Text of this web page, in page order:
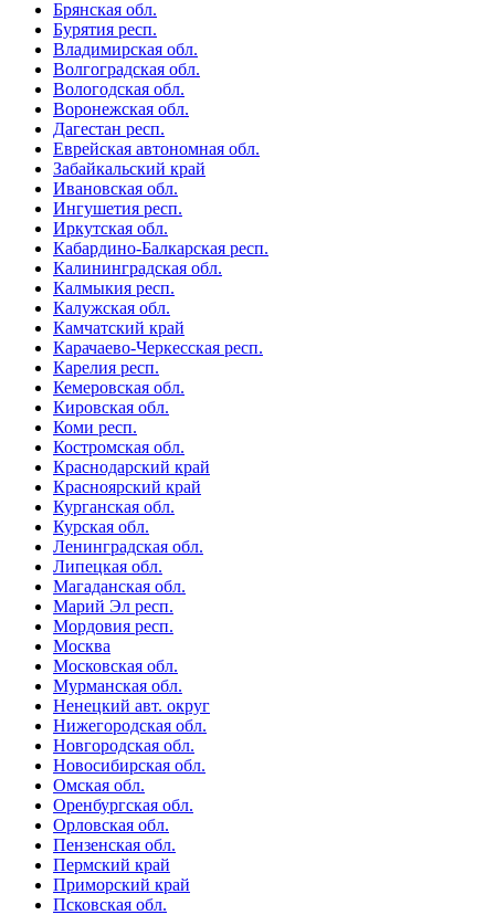
Брянская обл.
Бурятия респ.
Владимирская обл.
Волгоградская обл.
Вологодская обл.
Воронежская обл.
Дагестан респ.
Еврейская автономная обл.
Забайкальский край
Ивановская обл.
Ингушетия респ.
Иркутская обл.
Кабардино-Балкарская респ.
Калининградская обл.
Калмыкия респ.
Калужская обл.
Камчатский край
Карачаево-Черкесская респ.
Карелия респ.
Кемеровская обл.
Кировская обл.
Коми респ.
Костромская обл.
Краснодарский край
Красноярский край
Курганская обл.
Курская обл.
Ленинградская обл.
Липецкая обл.
Магаданская обл.
Марий Эл респ.
Мордовия респ.
Москва
Московская обл.
Мурманская обл.
Ненецкий авт. округ
Нижегородская обл.
Новгородская обл.
Новосибирская обл.
Омская обл.
Оренбургская обл.
Орловская обл.
Пензенская обл.
Пермский край
Приморский край
Псковская обл.